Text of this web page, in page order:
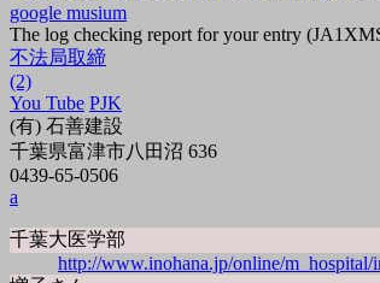
google musium
The log checking report for your entry
不法局取締
(2)
You Tube PJK
(有) 石善建設
千葉県富津市八田沼 636
0439-65-0506
a
千葉大医学部
http://www.inohana.jp/online/m_hospital/